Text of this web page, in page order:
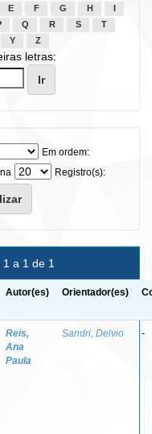
E F G H
Q R S
T
Y Z
letras:
Em ordem:
Registro(s):
a 1 de 1
Autor(es) Orientador(es)
Reis,
Ana
Paula
Sandri, Delvio -